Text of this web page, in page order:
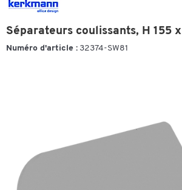
Séparateurs coulissants, H 155
Numéro d'article : 32374-SW81